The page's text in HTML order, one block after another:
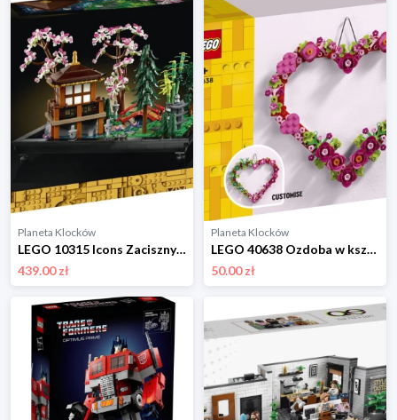
Planeta Klocków
LEGO 10315 Icons Zaciszny ogród Lego
439.00 zł
Planeta Klocków
LEGO 40638 Ozdoba w kształcie serca - LEGO Walentynki Lego
50.00 zł